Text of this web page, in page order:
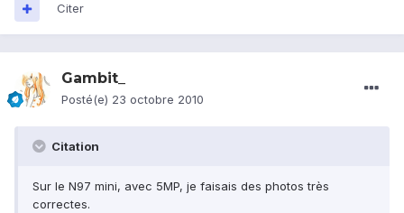
Citer
Gambit_
Posté(e) 23 octobre 2010
Citation
Sur le N97 mini, avec 5MP, je faisais des photos très
correctes.